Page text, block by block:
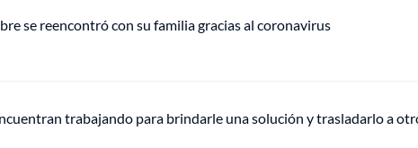
se reencontró con su familia gracias al coronavirus
trabajando para brindarle una solución y trasladarlo a